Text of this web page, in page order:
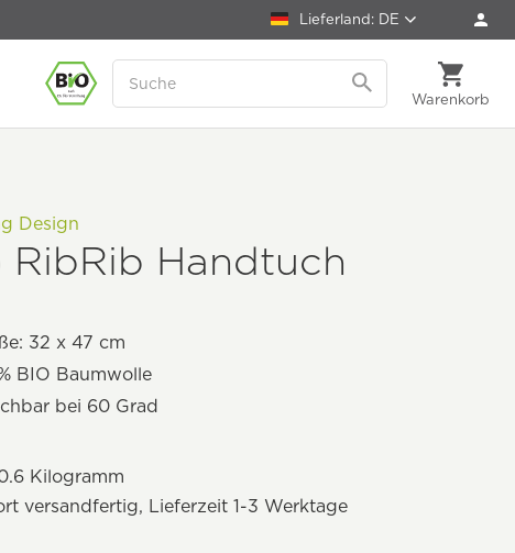
Lieferland: DE
Warenkorb
Design
RibRib Handtuch
32 x 47 cm
BIO Baumwolle
bei 60 Grad
Kilogramm
versandfertig, Lieferzeit 1-3 Werktage